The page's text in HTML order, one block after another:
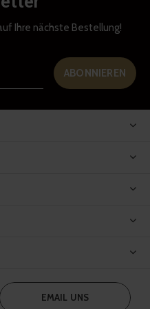
Ihre nächste Bestellung!
ABONNIEREN
EMAIL UNS